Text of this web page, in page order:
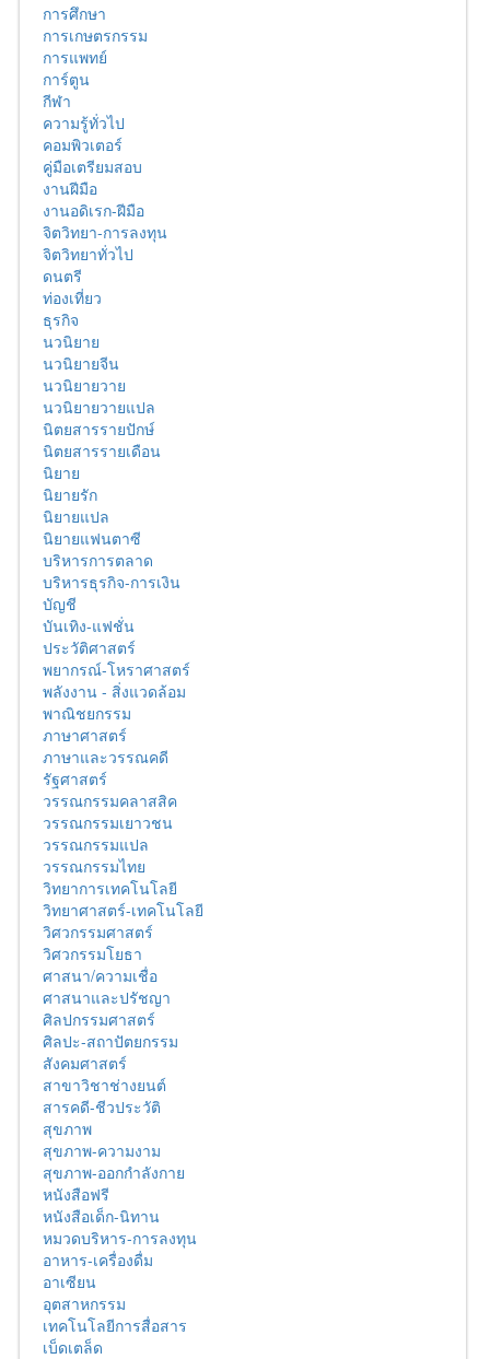
การศึกษา
การเกษตรกรรม
การแพทย์
การ์ตูน
กีฬา
ความรู้ทั่วไป
คอมพิวเตอร์
คู่มือเตรียมสอบ
งานฝีมือ
งานอดิเรก-ฝีมือ
จิตวิทยา-การลงทุน
จิตวิทยาทั่วไป
ดนตรี
ท่องเที่ยว
ธุรกิจ
นวนิยาย
นวนิยายจีน
นวนิยายวาย
นวนิยายวายแปล
นิตยสารรายปักษ์
นิตยสารรายเดือน
นิยาย
นิยายรัก
นิยายแปล
นิยายแฟนตาซี
บริหารการตลาด
บริหารธุรกิจ-การเงิน
บัญชี
บันเทิง-แฟชั่น
ประวัติศาสตร์
พยากรณ์-โหราศาสตร์
พลังงาน - สิ่งแวดล้อม
พาณิชยกรรม
ภาษาศาสตร์
ภาษาและวรรณคดี
รัฐศาสตร์
วรรณกรรมคลาสสิค
วรรณกรรมเยาวชน
วรรณกรรมแปล
วรรณกรรมไทย
วิทยาการเทคโนโลยี
วิทยาศาสตร์-เทคโนโลยี
วิศวกรรมศาสตร์
วิศวกรรมโยธา
ศาสนา/ความเชื่อ
ศาสนาและปรัชญา
ศิลปกรรมศาสตร์
ศิลปะ-สถาปัตยกรรม
สังคมศาสตร์
สาขาวิชาช่างยนต์
สารคดี-ชีวประวัติ
สุขภาพ
สุขภาพ-ความงาม
สุขภาพ-ออกกำลังกาย
หนังสือฟรี
หนังสือเด็ก-นิทาน
หมวดบริหาร-การลงทุน
อาหาร-เครื่องดื่ม
อาเซียน
อุตสาหกรรม
เทคโนโลยีการสื่อสาร
เบ็ดเตล็ด